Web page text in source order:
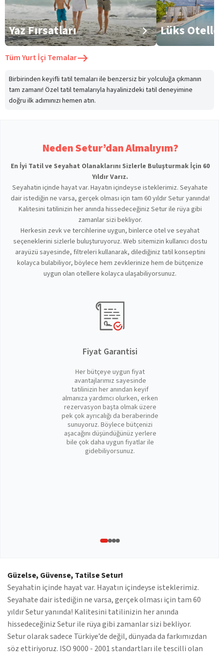
Yaz Fırsatları Lüks
TümYurt İçi Temalar
Birbirinden keyifli tatil temaları ile benzersiz bir yolculuğa çıkmanın
tam zamanı! Özel tatil temalarıyla hayalinizdeki tatil deneyimine
doğru ilk adımınızı hemen atın.
Neden Setur’dan Almalıyım?
En İyi Tatil ve Seyahat Olanaklarını Sizlerle Buluşturmak İçin 60
Yıldır Varız.
Seyahatin içinde hayat var. Hayatın içindeyse isteklerimiz. Seyahate
dair istediğin ne varsa, gerçek olması için tam 60 yıldır Setur yanında!
Kalitesini tatilinizin her anında hissedeceğiniz Setur ile rüya gibi
zamanlar sizi bekliyor.
Herkesin zevk ve tercihlerine uygun, binlerce otel ve seyahat
seçeneklerini sizlerle buluşturuyoruz. Web sitemizin kullanıcı dostu
arayüzü sayesinde, filtreleri kullanarak, dilediğiniz tatil konseptini
kolayca bulabiliyor, böylece hem zevklerinize hem de bütçenize
uygun olan otellere kolayca ulaşabiliyorsunuz.
Fiyat Garantisi
Her bütçeye uygun fiyat
avantajlarımız sayesinde
tatilinizin her anından keyif
almanıza yardımcı olurken, erken
rezervasyon başta olmak üzere
pek çok ayrıcalığı da beraberinde
sunuyoruz. Böylece bütçenizi
aşacağını düşündüğünüz yerlere
bile çok daha uygun fiyatlar ile
gidebiliyorsunuz.
Güzelse, Güvense, Tatilse Setur!
Seyahatin içinde hayat var. Hayatın içindeyse isteklerimiz.
Seyahate dair istediğin ne varsa, gerçek olması için tam 60
yıldır Setur yanında! Kalitesini tatilinizin her anında
hissedeceğiniz Setur ile rüya gibi zamanlar sizi bekliyor.
Setur olarak sadece Türkiye’de değil, dünyada da farkımızdan
söz ettiriyoruz. ISO 9000 - 2001 standartları ile tescilli olan